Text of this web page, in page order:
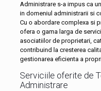
Administrare s-a impus ca
in domeniul administrarii si
Cu o abordare complexa si
ofera o gama larga de
asociatiilor de proprietari,
contribuind la cresterea
gestionarea eficienta a
Serviciile oferite de
Administrare